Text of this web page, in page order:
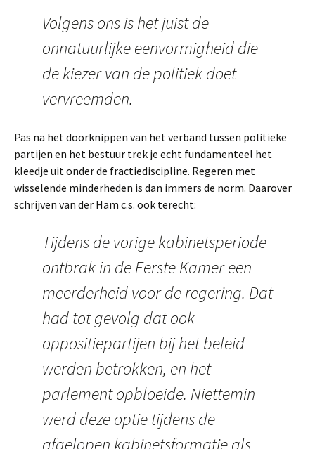
Volgens ons is het juist de
onnatuurlijke eenvormigheid die
de kiezer van de politiek doet
vervreemden.
Pas na het doorknippen van het verband tussen politieke
partijen en het bestuur trek je echt fundamenteel het
kleedje uit onder de fractiediscipline. Regeren met
wisselende minderheden is dan immers de norm. Daarover
schrijven van der Ham c.s. ook terecht:
Tijdens de vorige kabinetsperiode
ontbrak in de Eerste Kamer een
meerderheid voor de regering. Dat
had tot gevolg dat ook
oppositiepartijen bij het beleid
werden betrokken, en het
parlement opbloeide. Niettemin
werd deze optie tijdens de
afgelopen kabinetsformatie als